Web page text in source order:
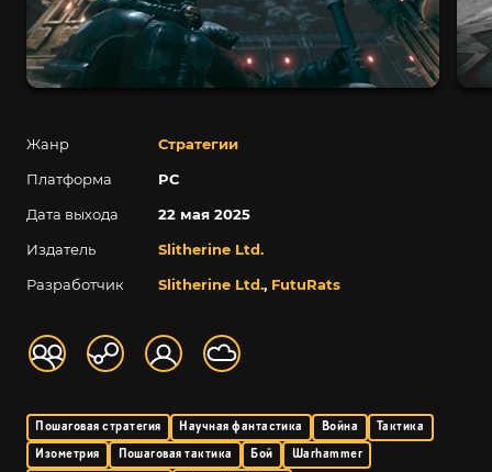
Жанр
Стратегии
Платформа
PC
Дата выхода
22 мая 2025
Издатель
Slitherine Ltd.
Разработчик
Slitherine Ltd., FutuRats
Пошаговая стратегия Научная фантастика Война
Тактика
Изометрия
Пошаговая тактика Бой
Warhammer